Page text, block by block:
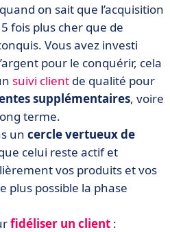
on sait que l’acquisition
fois plus cher que de
Vous avez investi
pour le conquérir, cela
suivi client de qualité pour
supplémentaires, voire
terme.
un cercle vertueux de
celui reste actif et
vos produits et vos
plus possible la phase
fidéliser un client :